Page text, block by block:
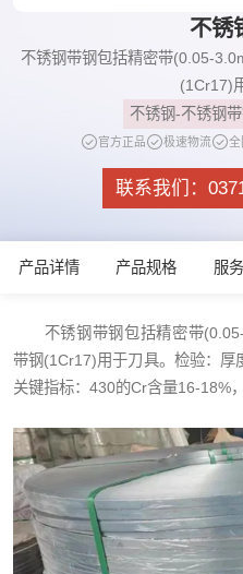
不锈
不锈钢带钢包括精密带(0.05-
(1Cr17)
不锈钢-不锈钢带
官方正品 极速物流 全
联系我们：
产品详情 产品规格 服
不锈钢带钢包括精密带
带钢(1Cr17)用于刀具。检验：厚
关键指标：430的Cr含量16-18%